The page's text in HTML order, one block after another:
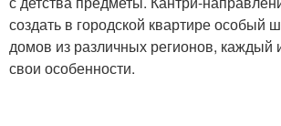
создать в городской квартире особый
домов из различных регионов, каждый
свои особенности.